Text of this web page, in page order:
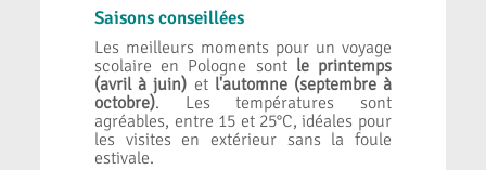
Saisons conseillées
Les meilleurs moments pour un voyage
scolaire en Pologne sont le printemps
(avril à juin) et l'automne (septembre à
octobre). Les températures sont
agréables, entre 15 et 25°C, idéales pour
les visites en extérieur sans la foule
estivale.